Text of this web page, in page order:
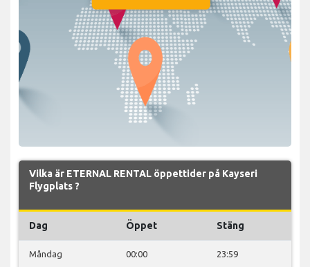
Vilka är ETERNAL RENTAL öppettider på Kayseri
Flygplats ?
Dag Öppet Stäng
Måndag 00:00 23:59